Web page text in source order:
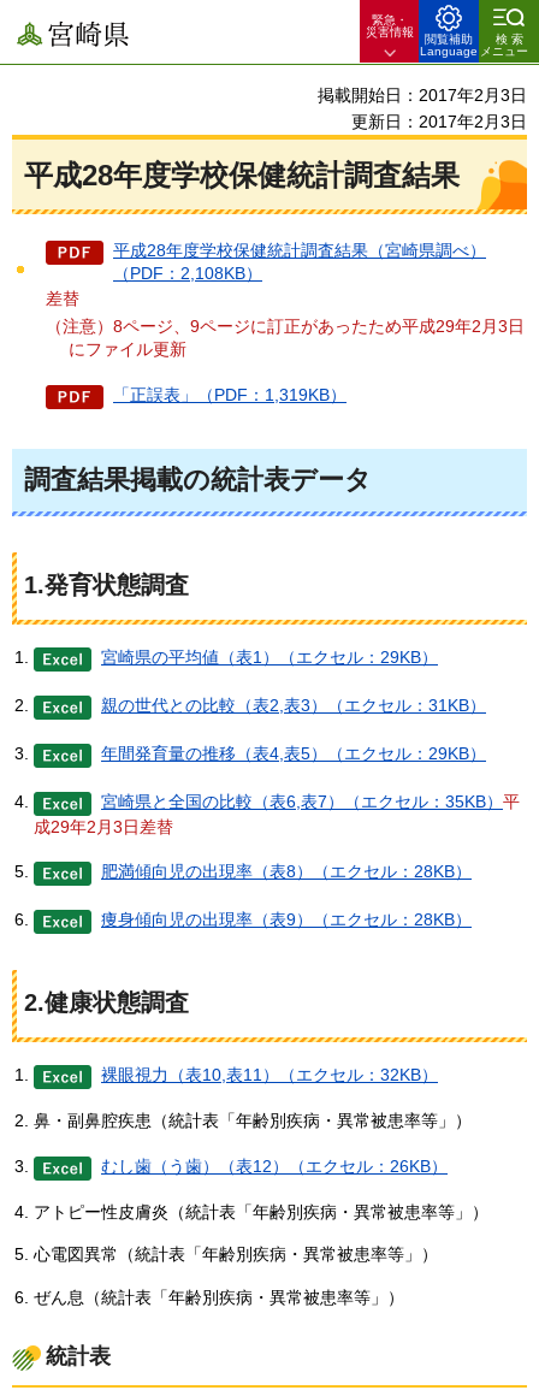
宮崎県
緊急・
災害情報
閲覧補助
Language
検索
メニュー
掲載開始日：2017年2月3日
更新日：2017年2月3日
平成28年度学校保健統計調査結果
平成28年度学校保健統計調査結果（宮崎県調べ）
（PDF：2,108KB）
差替
（注意）8ページ、9ページに訂正があったため平成29年2月3日
にファイル更新
「正誤表」（PDF：1,319KB）
調査結果掲載の統計表データ
1.発育状態調査
宮崎県の平均値（表1）（エクセル：29KB）
親の世代との比較（表2,表3）（エクセル：31KB）
年間発育量の推移（表4,表5）（エクセル：29KB）
宮崎県と全国の比較（表6,表7）（エクセル：35KB） 平
成29年2月3日差替
肥満傾向児の出現率（表8）（エクセル：28KB）
痩身傾向児の出現率（表9）（エクセル：28KB）
2.健康状態調査
裸眼視力（表10,表11）（エクセル：32KB）
鼻・副鼻腔疾患（統計表「年齢別疾病・異常被患率等」）
むし歯（う歯）（表12）（エクセル：26KB）
アトピー性皮膚炎（統計表「年齢別疾病・異常被患率等」）
心電図異常（統計表「年齢別疾病・異常被患率等」）
ぜん息（統計表「年齢別疾病・異常被患率等」）
統計表